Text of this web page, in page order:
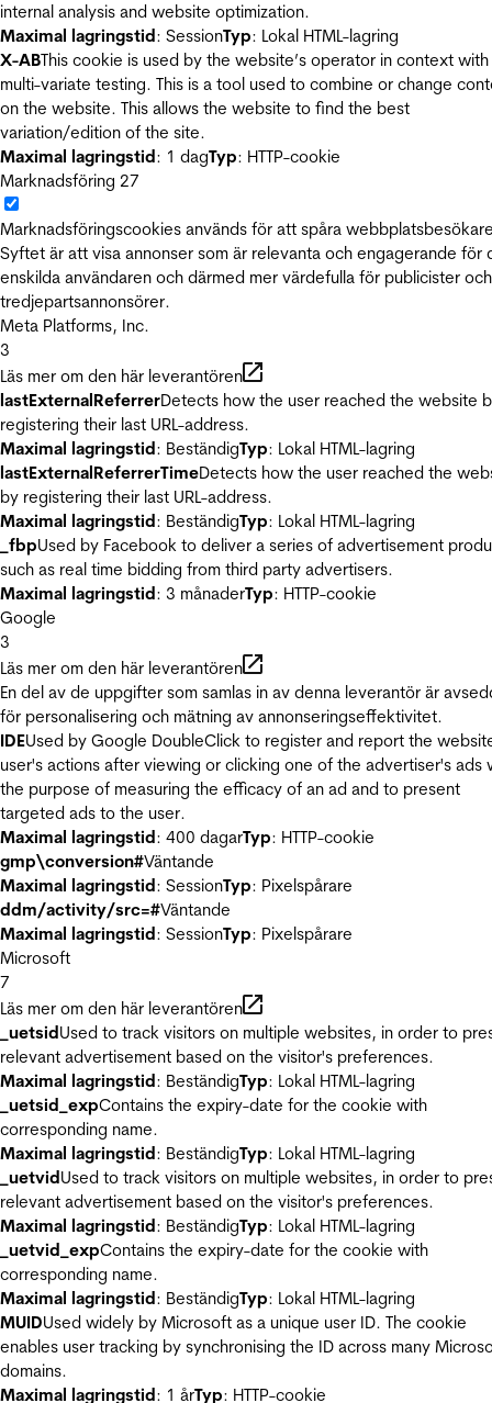
internal analysis and website optimization.
Maximal lagringstid: SessionTyp: Lokal HTML-lagring
X-ABThis cookie is used by the website’s operator in context with
multi-variate testing. This is a tool used to combine or change
on the website. This allows the website to find the best
variation/edition of the site.
Maximal lagringstid: 1 dagTyp: HTTP-cookie
Marknadsföring 27
Marknadsföringscookies används för att spåra
Syftet är att visa annonser som är relevanta och engagerande för
enskilda användaren och därmed mer värdefulla för publicister och
tredjepartsannonsörer.
Meta Platforms, Inc.
3
Läs mer om den här leverantören
lastExternalReferrerDetects how the user reached the website
registering their last URL-address.
Maximal lagringstid: BeständigTyp: Lokal HTML-lagring
lastExternalReferrerTimeDetects how the user reached the
by registering their last URL-address.
Maximal lagringstid: BeständigTyp: Lokal HTML-lagring
_fbpUsed by Facebook to deliver a series of advertisement
such as real time bidding from third party advertisers.
Maximal lagringstid: 3 månaderTyp: HTTP-cookie
Google
3
Läs mer om den här leverantören
En del av de uppgifter som samlas in av denna leverantör är
för personalisering och mätning av annonseringseffektivitet.
IDEUsed by Google DoubleClick to register and report the
user's actions after viewing or clicking one of the advertiser's ads
the purpose of measuring the efficacy of an ad and to present
targeted ads to the user.
Maximal lagringstid: 400 dagarTyp: HTTP-cookie
gmp\conversion#Väntande
Maximal lagringstid: SessionTyp: Pixelspårare
ddm/activity/src=#Väntande
Maximal lagringstid: SessionTyp: Pixelspårare
Microsoft
7
Läs mer om den här leverantören
_uetsidUsed to track visitors on multiple websites, in order to
relevant advertisement based on the visitor's preferences.
Maximal lagringstid: BeständigTyp: Lokal HTML-lagring
_uetsid_expContains the expiry-date for the cookie with
corresponding name.
Maximal lagringstid: BeständigTyp: Lokal HTML-lagring
_uetvidUsed to track visitors on multiple websites, in order to
relevant advertisement based on the visitor's preferences.
Maximal lagringstid: BeständigTyp: Lokal HTML-lagring
_uetvid_expContains the expiry-date for the cookie with
corresponding name.
Maximal lagringstid: BeständigTyp: Lokal HTML-lagring
MUIDUsed widely by Microsoft as a unique user ID. The cookie
enables user tracking by synchronising the ID across many
domains.
Maximal lagringstid: 1 årTyp: HTTP-cookie